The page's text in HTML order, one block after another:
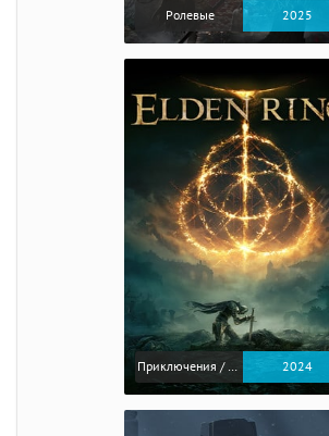
Ролевые 2025
Приключения / Экшен / Ролевые 2024